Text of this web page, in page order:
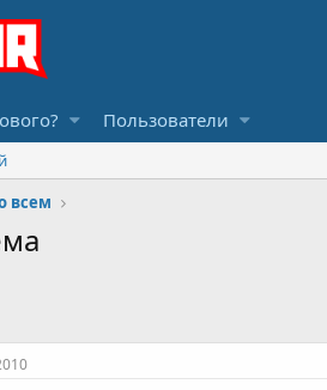
Пользователи
всем